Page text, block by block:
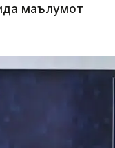
маълумот